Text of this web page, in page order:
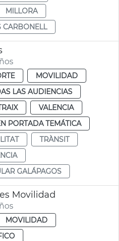
MILLORA
CARBONELL
MOVILIDAD
LAS AUDIENCIAS
VALENCIA
PORTADA TEMÁTICA
TRÀNSIT
GALÁPAGOS
Movilidad
MOVILIDAD